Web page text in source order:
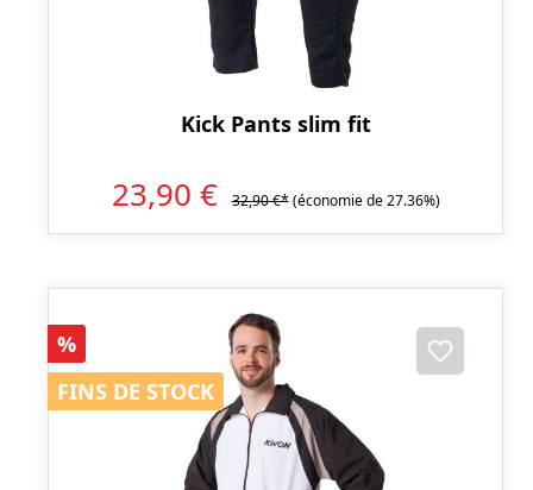
Kick Pants slim fit
23,90 € 32,90 €* (économie de 27.36%)
Réduction
%
FINS DE STOCK
FINS DE STOCK